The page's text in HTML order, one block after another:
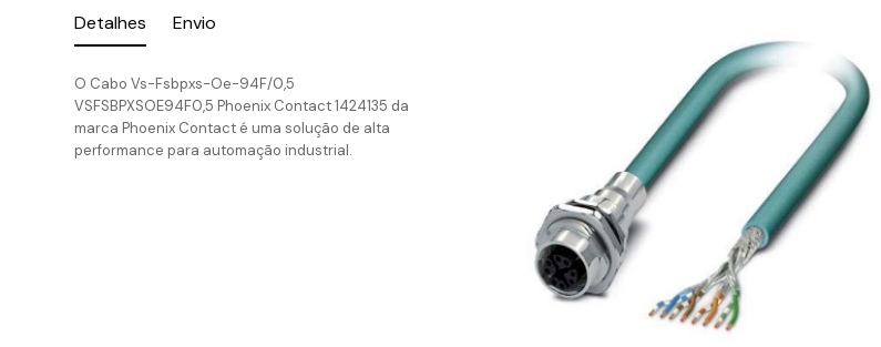
Detalhes Envio
O Cabo Vs-Fsbpxs-Oe-94F/0,5
VSFSBPXSOE94F0,5 Phoenix Contact 1424135 da
marca Phoenix Contact é uma solução de alta
performance para automação industrial.